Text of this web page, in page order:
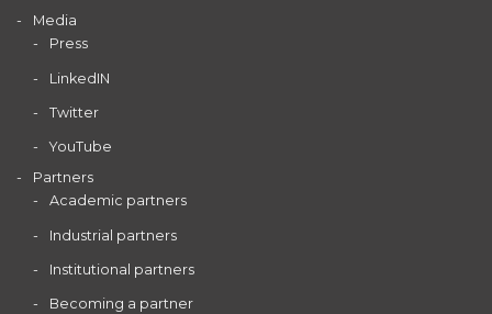
Media
Press
LinkedIN
Twitter
YouTube
Partners
Academic partners
Industrial partners
Institutional partners
Becoming a partner